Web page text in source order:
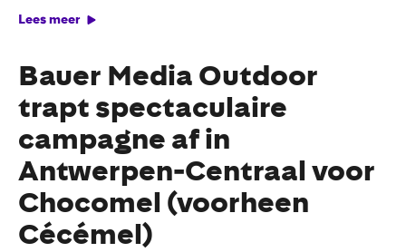
Lees meer
Bauer Media Outdoor
trapt spectaculaire
campagne af in
Antwerpen-Centraal voor
Chocomel (voorheen
Cécémel)